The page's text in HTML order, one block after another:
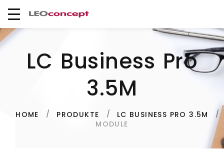
LC Business Pro
3.5M
HOME PRODUKTE
LC BUSINESS PRO 3.5M
MODULE